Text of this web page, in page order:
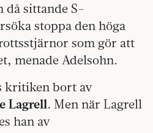
då sittande S-
stoppa den höga
som gör att
menade Adelsohn.
kritiken bort av
Lagrell. Men när Lagrell
han av